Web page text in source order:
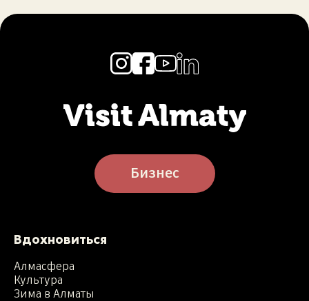
Бизнес
Вдохновиться
Алмасфера
Культура
Зима в Алматы